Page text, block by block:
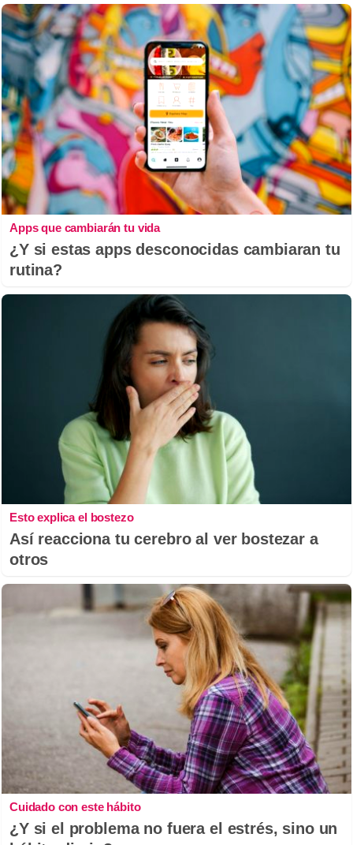
Apps que cambiarán tu vida
¿Y si estas apps desconocidas cambiaran tu
rutina?
Esto explica el bostezo
Así reacciona tu cerebro al ver bostezar a
otros
Cuidado con este hábito
¿Y si el problema no fuera el estrés, sino un